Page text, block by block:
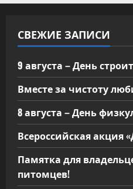
СВЕЖИЕ ЗАПИСИ
9 августа – День
Вместе за чистоту
8 августа – День
Всероссийская акция
Памятка для
питомцев!